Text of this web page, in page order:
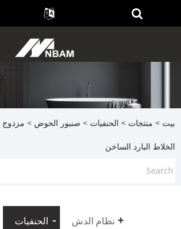
بيت > منتجات > الحنفيات > صنبور الحوض > مزدوج
الخلاط البارد الساخن
الحنفيات نظام الدش